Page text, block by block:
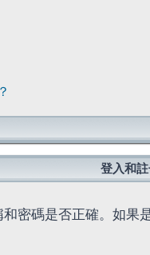
登入和
密碼是否正確。如